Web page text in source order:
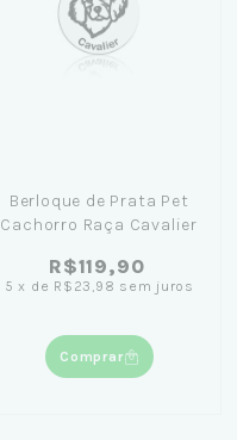
Berloque de Prata Pet
Cachorro Raça Cavalier
R$119,90
5 x de R$23,98 sem juros
Comprar